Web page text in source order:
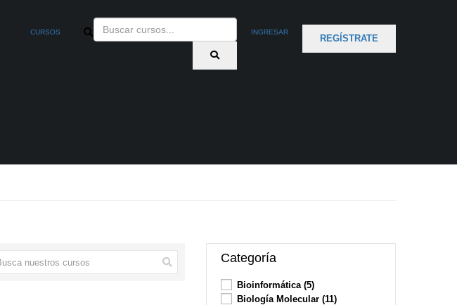
CURSOS INGRESAR
REGÍSTRATE
Categoría
Bioinformática (5)
Biología Molecular (11)